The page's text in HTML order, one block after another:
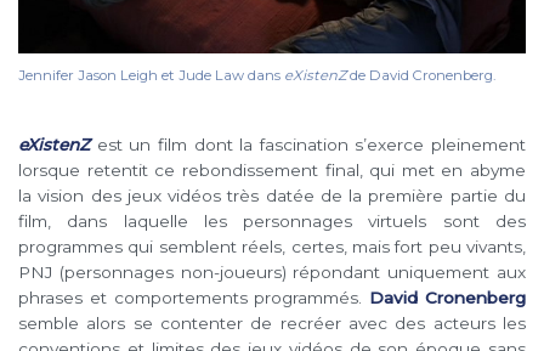
Jennifer Jason Leigh et Jude Law dans eXistenZde David Cronenberg.
eXistenZest un film dont la fascination s’exerce pleinement
lorsque retentit ce rebondissement final, qui met en abyme
la vision des jeux vidéos très datée de la première partie du
film, dans laquelle les personnages virtuels sont des
programmes qui semblent réels, certes, mais fort peu vivants,
PNJ (personnages non-joueurs) répondant uniquement aux
phrases et comportements programmés. David Cronenberg
semble alors se contenter de recréer avec des acteurs les